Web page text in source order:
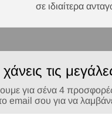
σε ιδιαίτερα
χάνεις τις
για σένα 4
σου για να